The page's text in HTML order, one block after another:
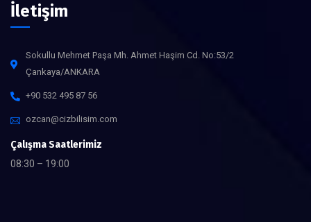
İletişim
Sokullu Mehmet Paşa Mh. Ahmet Haşim Cd. No:53/2
Çankaya/ANKARA
+90 532 495 87 56
ozcan@cizbilisim.com
Çalışma Saatlerimiz
08:30 – 19:00